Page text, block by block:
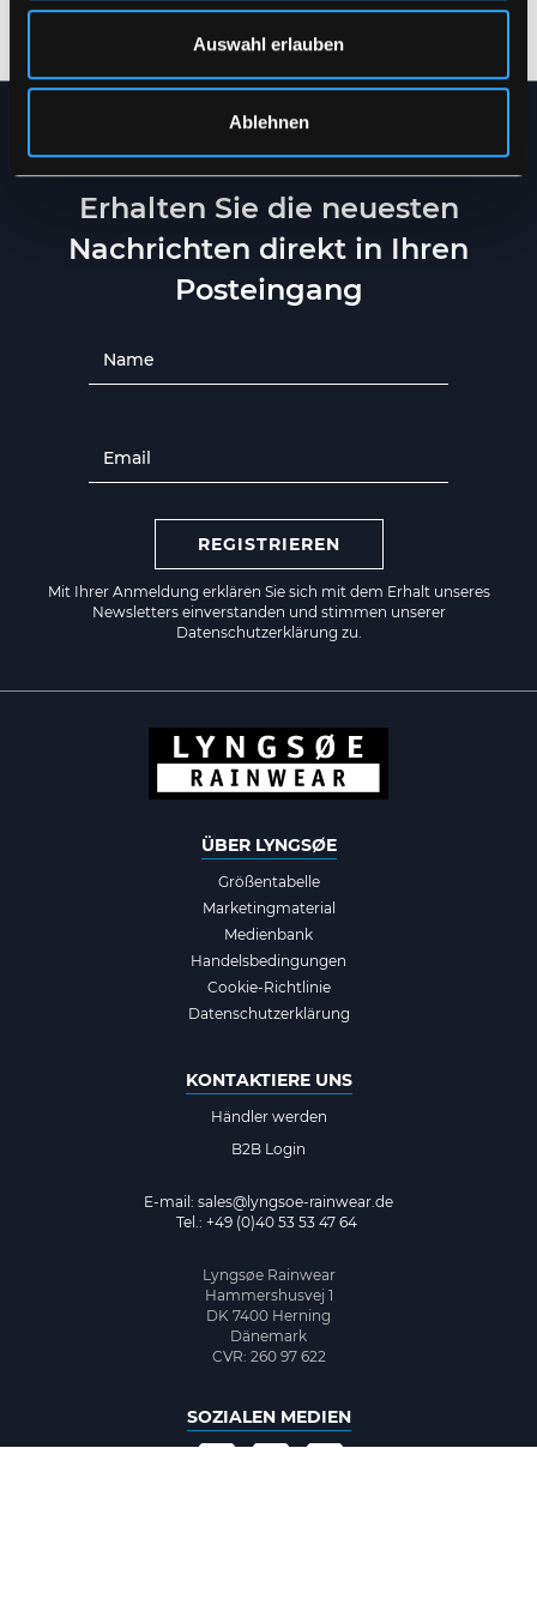
Auswahl erlauben
Ablehnen
S - 4XL S - 5XL
NEWSLETTER
Erhalten Sie die neuesten
Nachrichten direkt in Ihren
Posteingang
REGISTRIEREN
Mit Ihrer Anmeldung erklären Sie sich mit dem Erhalt unseres
Newsletters einverstanden und stimmen unserer
Datenschutzerklärung zu.
ÜBER LYNGSØE
Größentabelle
Marketingmaterial
Medienbank
Handelsbedingungen
Cookie-Richtlinie
Datenschutzerklärung
KONTAKTIERE UNS
Händler werden
B2B Login
E-mail: sales@lyngsoe-rainwear.de
Tel.: +49 (0)40 53 53 47 64
Lyngsøe Rainwear
Hammershusvej 1
DK 7400 Herning
Dänemark
CVR: 260 97 622
SOZIALEN MEDIEN